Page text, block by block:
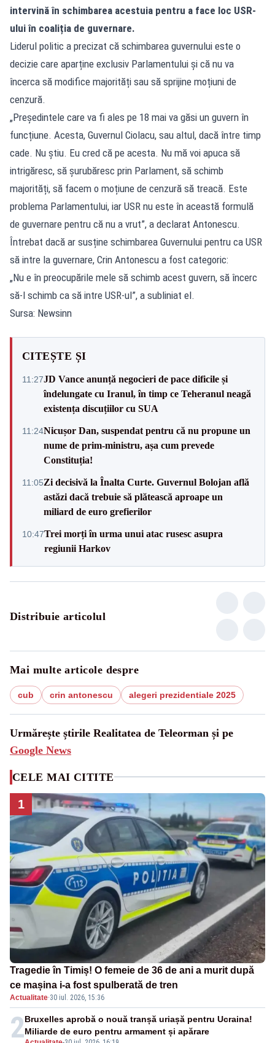
intervină în schimbarea acestuia pentru a face loc USR-
ului în coaliția de guvernare.
Liderul politic a precizat că schimbarea guvernului este o
decizie care aparține exclusiv Parlamentului și că nu va
încerca să modifice majorități sau să sprijine moțiuni de
cenzură.
„Președintele care va fi ales pe 18 mai va găsi un guvern în
funcțiune. Acesta, Guvernul Ciolacu, sau altul, dacă între timp
cade. Nu știu. Eu cred că pe acesta. Nu mă voi apuca să
intrigăresc, să șurubăresc prin Parlament, să schimb
majorități, să facem o moțiune de cenzură să treacă. Este
problema Parlamentului, iar USR nu este în această formulă
de guvernare pentru că nu a vrut”, a declarat Antonescu.
Întrebat dacă ar susține schimbarea Guvernului pentru ca USR
să intre la guvernare, Crin Antonescu a fost categoric:
„Nu e în preocupările mele să schimb acest guvern, să încerc
să-l schimb ca să intre USR-ul”, a subliniat el.
Sursa: Newsinn
CITEȘTE ȘI
11:27JD Vance anunță negocieri de pace dificile și
îndelungate cu Iranul, în timp ce Teheranul neagă
existența discuțiilor cu SUA
11:24Nicușor Dan, suspendat pentru că nu propune un
nume de prim-ministru, așa cum prevede
Constituția!
11:05Zi decisivă la Înalta Curte. Guvernul Bolojan află
astăzi dacă trebuie să plătească aproape un
miliard de euro grefierilor
10:47Trei morți în urma unui atac rusesc asupra
regiunii Harkov
Distribuie articolul
Mai multe articole despre
cub crin antonescu alegeri prezidentiale 2025
Urmărește știrile Realitatea de Teleorman și pe
Google News
CELE MAI CITITE
1
Tragedie în Timiș! O femeie de 36 de ani a murit după
ce mașina i-a fost spulberată de tren
Actualitate·30 iul. 2026, 15:36
2Bruxelles aprobă o nouă tranșă uriașă pentru Ucraina!
Miliarde de euro pentru armament și apărare